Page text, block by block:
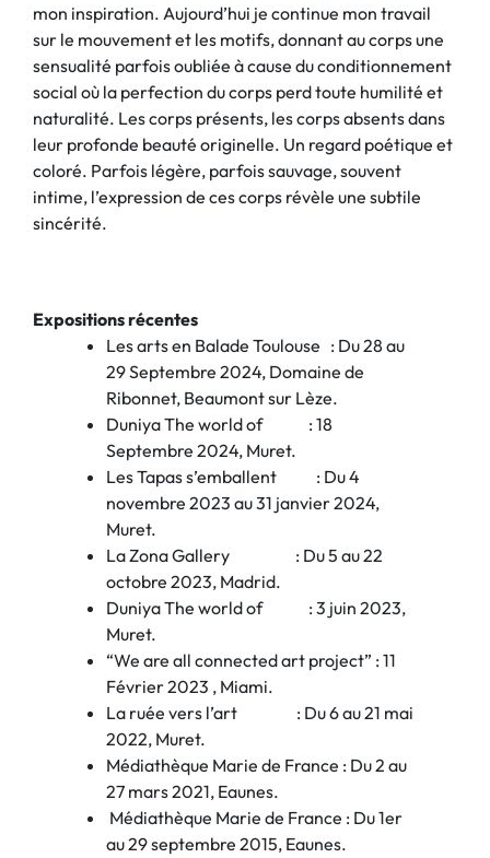
mon inspiration. Aujourd’hui je continue mon travail
sur le mouvement et les motifs, donnant au corps une
sensualité parfois oubliée à cause du conditionnement
social où la perfection du corps perd toute humilité et
naturalité. Les corps présents, les corps absents dans
leur profonde beauté originelle. Un regard poétique et
coloré. Parfois légère, parfois sauvage, souvent
intime, l’expression de ces corps révèle une subtile
sincérité.
Expositions récentes
Les arts en Balade Toulouse : Du 28 au
29 Septembre 2024, Domaine de
Ribonnet, Beaumont sur Lèze.
Duniya The world of : 18
Septembre 2024, Muret.
Les Tapas s’emballent : Du 4
novembre 2023 au 31 janvier 2024,
Muret.
La Zona Gallery : Du 5 au 22
octobre 2023, Madrid.
Duniya The world of : 3 juin 2023,
Muret.
“We are all connected art project” : 11
Février 2023 , Miami.
La ruée vers l’art : Du 6 au 21 mai
2022, Muret.
Médiathèque Marie de France : Du 2 au
27 mars 2021, Eaunes.
Médiathèque Marie de France : Du 1er
au 29 septembre 2015, Eaunes.